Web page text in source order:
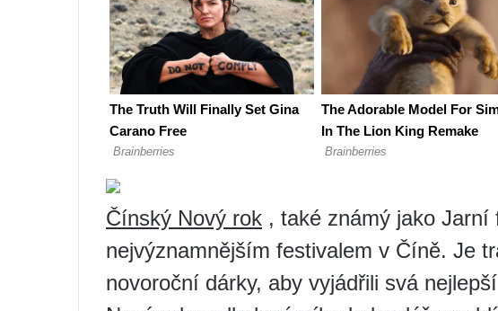
Čínský Nový rok , také známý jako Jarní
nejvýznamnějším festivalem v Číně. Je
novoroční dárky, aby vyjádřili svá